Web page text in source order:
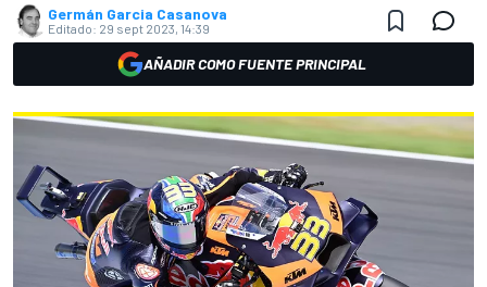
Germán Garcia Casanova
Editado: 29 sept 2023, 14:39
AÑADIR COMO FUENTE PRINCIPAL